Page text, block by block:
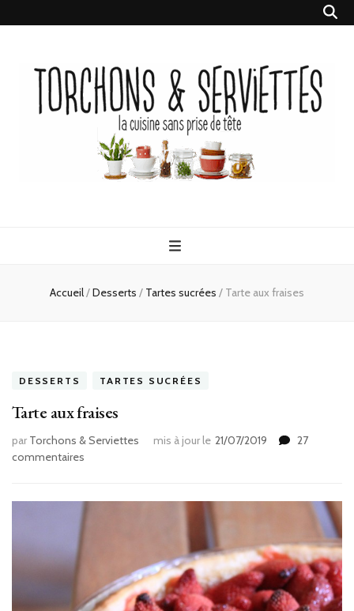
Serviettes
Accueil/Desserts / Tartes sucrées / Tarte aux fraises
DESSERTS TARTES SUCRÉES
Tarte aux fraises
par Torchons & Serviettes mis à jour le 21/07/2019
27
commentaires
fraises